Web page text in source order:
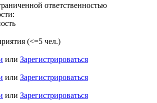
ответственностью
(<=5 чел.)
или Зарегистрироваться
или Зарегистрироваться
или Зарегистрироваться